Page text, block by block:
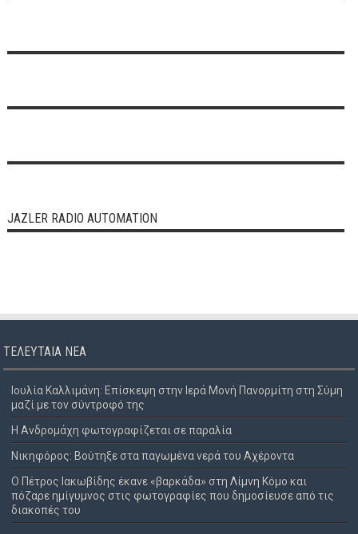
JAZLER RADIO AUTOMATION
ΤΕΛΕΥΤΑΊΑ ΝΈΑ
Ιουλία Καλλιμάνη: Επίσκεψη στην Ιερά Μονή Πανορμίτη στη Σύμη
μαζί με τον σύντροφό της
Η Ανδρομάχη φωτογραφίζεται σε παραλία
Νικηφόρος: Βούτηξε στα παγωμένα νερά του Αχέροντα
Ο Πέτρος Ιακωβίδης έκανε «βαρκάδα» στη Λίμνη Κόμο και
πόζαρε ημίγυμνος στις φωτογραφίες που δημοσίευσε από τις
διακοπές του